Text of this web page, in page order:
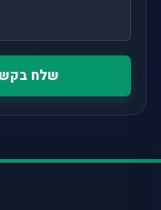
שלח